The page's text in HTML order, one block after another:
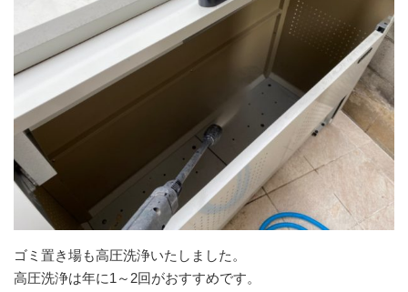
ゴミ置き場も高圧洗浄いたしました。
高圧洗浄は年に1～2回がおすすめです。